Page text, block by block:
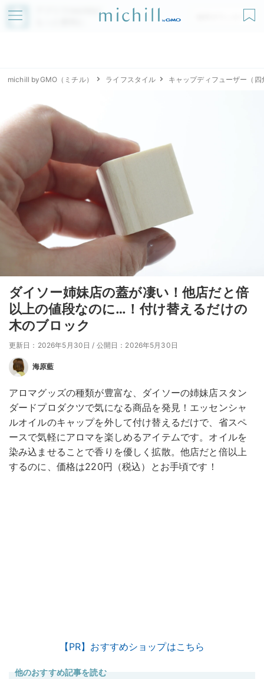
アプリでmichillが
無料ダウンロード
michill byGMO（ミチル） ライフスタイル キャップディフューザー（四
ダイソー姉妹店の蓋が凄い！他店だと倍
以上の値段なのに…！付け替えるだけの
木のブロック
更新日：2026年5月30日 / 公開日：2026年5月30日
海原藍
アロマグッズの種類が豊富な、ダイソーの姉妹店スタン
ダードプロダクツで気になる商品を発見！エッセンシャ
ルオイルのキャップを外して付け替えるだけで、省スペ
ースで気軽にアロマを楽しめるアイテムです。オイルを
染み込ませることで香りを優しく拡散。他店だと倍以上
するのに、価格は220円（税込）とお手頃です！
【PR】おすすめショップはこちら
他のおすすめ記事を読む